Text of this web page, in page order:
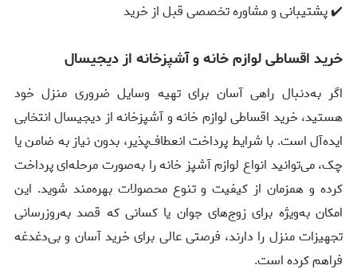
✔️ پشتیبانی و مشاوره تخصصی قبل از خرید
خرید اقساطی لوازم خانه و آشپزخانه از دیجیسال
اگر به‌دنبال راهی آسان برای تهیه وسایل ضروری منزل خود
هستید، خرید اقساطی لوازم خانه و آشپزخانه از دیجیسال انتخابی
ایده‌آل است. با شرایط پرداخت انعطاف‌پذیر، بدون نیاز به ضامن یا
چک، می‌توانید انواع لوازم آشپز خانه را به‌صورت مرحله‌ای پرداخت
کرده و همزمان از کیفیت و تنوع محصولات بهره‌مند شوید. این
امکان به‌ویژه برای زوج‌های جوان یا کسانی که قصد به‌روزرسانی
تجهیزات منزل را دارند، فرصتی عالی برای خرید آسان و بی‌دغدغه
فراهم کرده است.